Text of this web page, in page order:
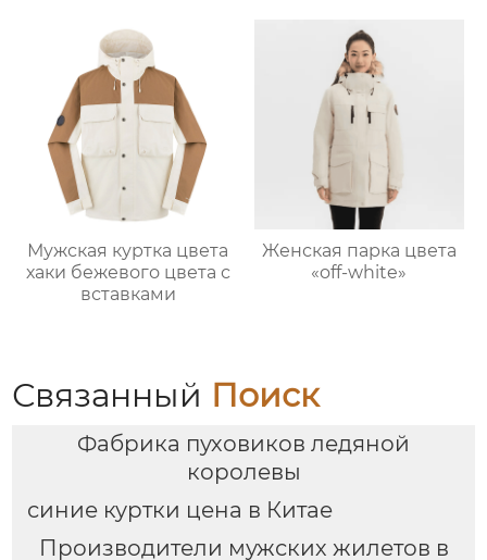
Мужская куртка цвета
хаки бежевого цвета с
вставками
Женская парка цвета
«off-white»
Связанный Поиск
Фабрика пуховиков ледяной
королевы
синие куртки цена в Китае
Производители мужских жилетов в